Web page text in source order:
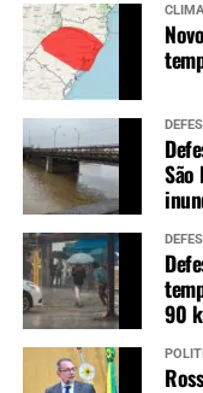
CLIMA
90